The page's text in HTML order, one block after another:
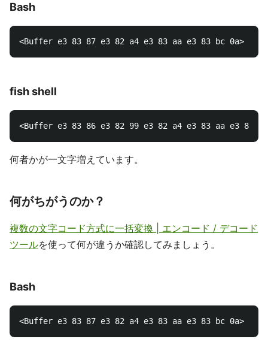
Bash
fish shell
何者かが一文字増えています。
何がちがうのか？
複数の文字コード方式に一括変換 | エンコード / デコード
ツールを使って何が違うか確認してみましょう。
Bash